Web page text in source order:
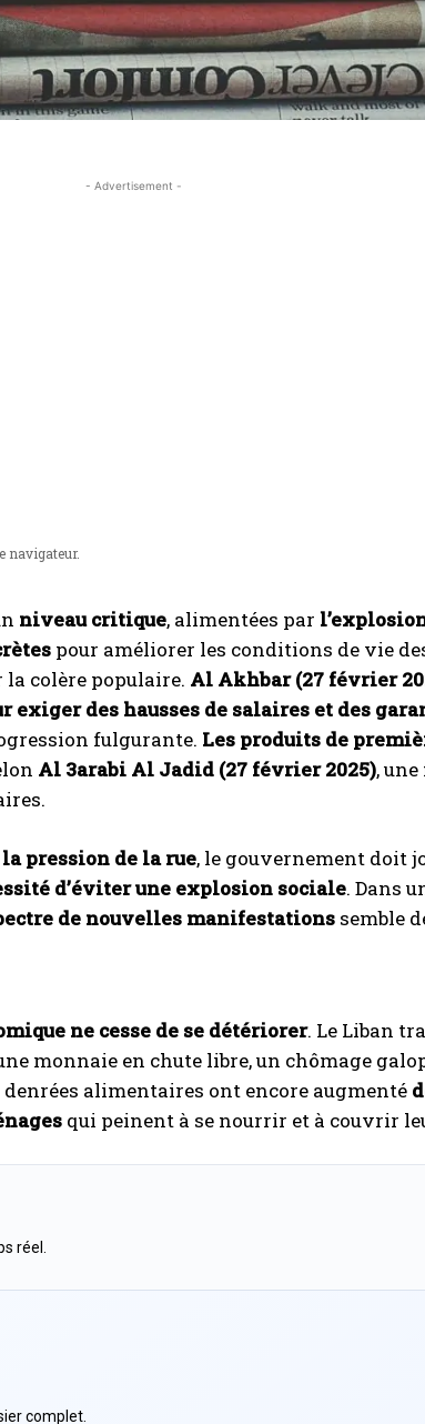
- Advertisement -
navigateur.
niveau critique, alimentées par
pour améliorer les conditions de vie
colère populaire. Al Akhbar (27 février
des hausses de salaires et des
fulgurante. Les produits de
Al 3arabi Al Jadid (27 février 2025),
pression de la rue, le gouvernement doit
d’éviter une explosion sociale. Dans
de nouvelles manifestations semble
ne cesse de se détériorer. Le Liban
monnaie en chute libre, un chômage
denrées alimentaires ont encore augmenté
qui peinent à se nourrir et à couvrir
réel.
complet.